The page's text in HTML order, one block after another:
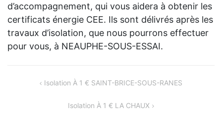
d’accompagnement, qui vous aidera à obtenir les
certificats énergie CEE. Ils sont délivrés après les
travaux d’isolation, que nous pourrons effectuer
pour vous, à NEAUPHE-SOUS-ESSAI.
NAVIGATIONIsolation À 1 € SAINT-BRICE-SOUS-RANES
Isolation À 1 € LA CHAUX